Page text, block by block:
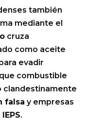
también
mediante el
cruza
como aceite
evadir
combustible
clandestinamente
falsa y empresas
IEPS.